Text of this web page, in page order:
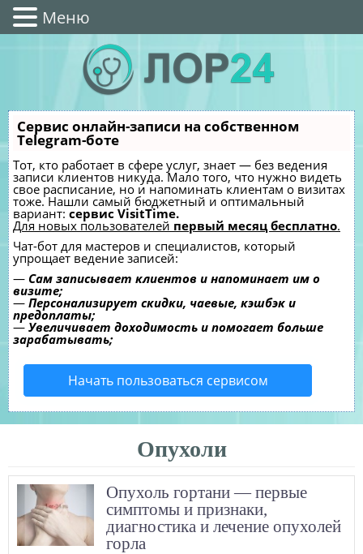
Сервис онлайн-записи на собственном
Telegram-боте
Тот, кто работает в сфере услуг, знает — без ведения
записи клиентов никуда. Мало того, что нужно видеть
свое расписание, но и напоминать клиентам о визитах
тоже. Нашли самый бюджетный и оптимальный
вариант: сервис VisitTime.
Для новых пользователей первый месяц бесплатно.
Чат-бот для мастеров и специалистов, который
упрощает ведение записей:
— Сам записывает клиентов и напоминает им о
визите;
— Персонализирует скидки, чаевые, кэшбэк и
предоплаты;
— Увеличивает доходимость и помогает больше
зарабатывать;
Начать пользоваться сервисом
Опухоли
Опухоль гортани — первые
симптомы и признаки,
диагностика и лечение опухолей
горла
Меню